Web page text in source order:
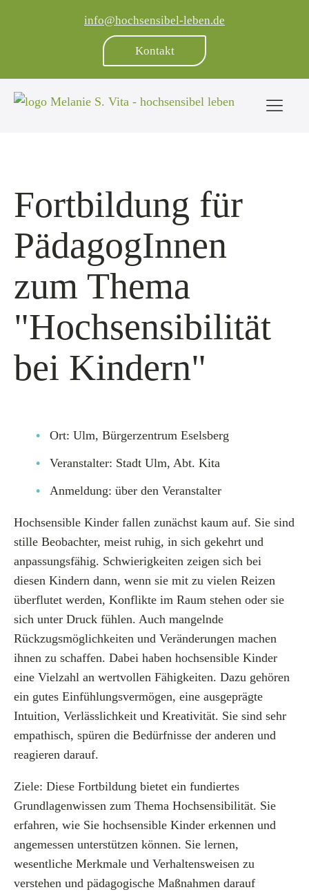
info@hochsensibel-leben.de
Kontakt
Fortbildung für
PädagogInnen
zum Thema
"Hochsensibilität
bei Kindern"
Ort: Ulm, Bürgerzentrum Eselsberg
Veranstalter: Stadt Ulm, Abt. Kita
Anmeldung: über den Veranstalter
Hochsensible Kinder fallen zunächst kaum auf. Sie sind
stille Beobachter, meist ruhig, in sich gekehrt und
anpassungsfähig. Schwierigkeiten zeigen sich bei
diesen Kindern dann, wenn sie mit zu vielen Reizen
überflutet werden, Konflikte im Raum stehen oder sie
sich unter Druck fühlen. Auch mangelnde
Rückzugsmöglichkeiten und Veränderungen machen
ihnen zu schaffen. Dabei haben hochsensible Kinder
eine Vielzahl an wertvollen Fähigkeiten. Dazu gehören
ein gutes Einfühlungsvermögen, eine ausgeprägte
Intuition, Verlässlichkeit und Kreativität. Sie sind sehr
empathisch, spüren die Bedürfnisse der anderen und
reagieren darauf.
Ziele: Diese Fortbildung bietet ein fundiertes
Grundlagenwissen zum Thema Hochsensibilität. Sie
erfahren, wie Sie hochsensible Kinder erkennen und
angemessen unterstützen können. Sie lernen,
wesentliche Merkmale und Verhaltensweisen zu
verstehen und pädagogische Maßnahmen darauf